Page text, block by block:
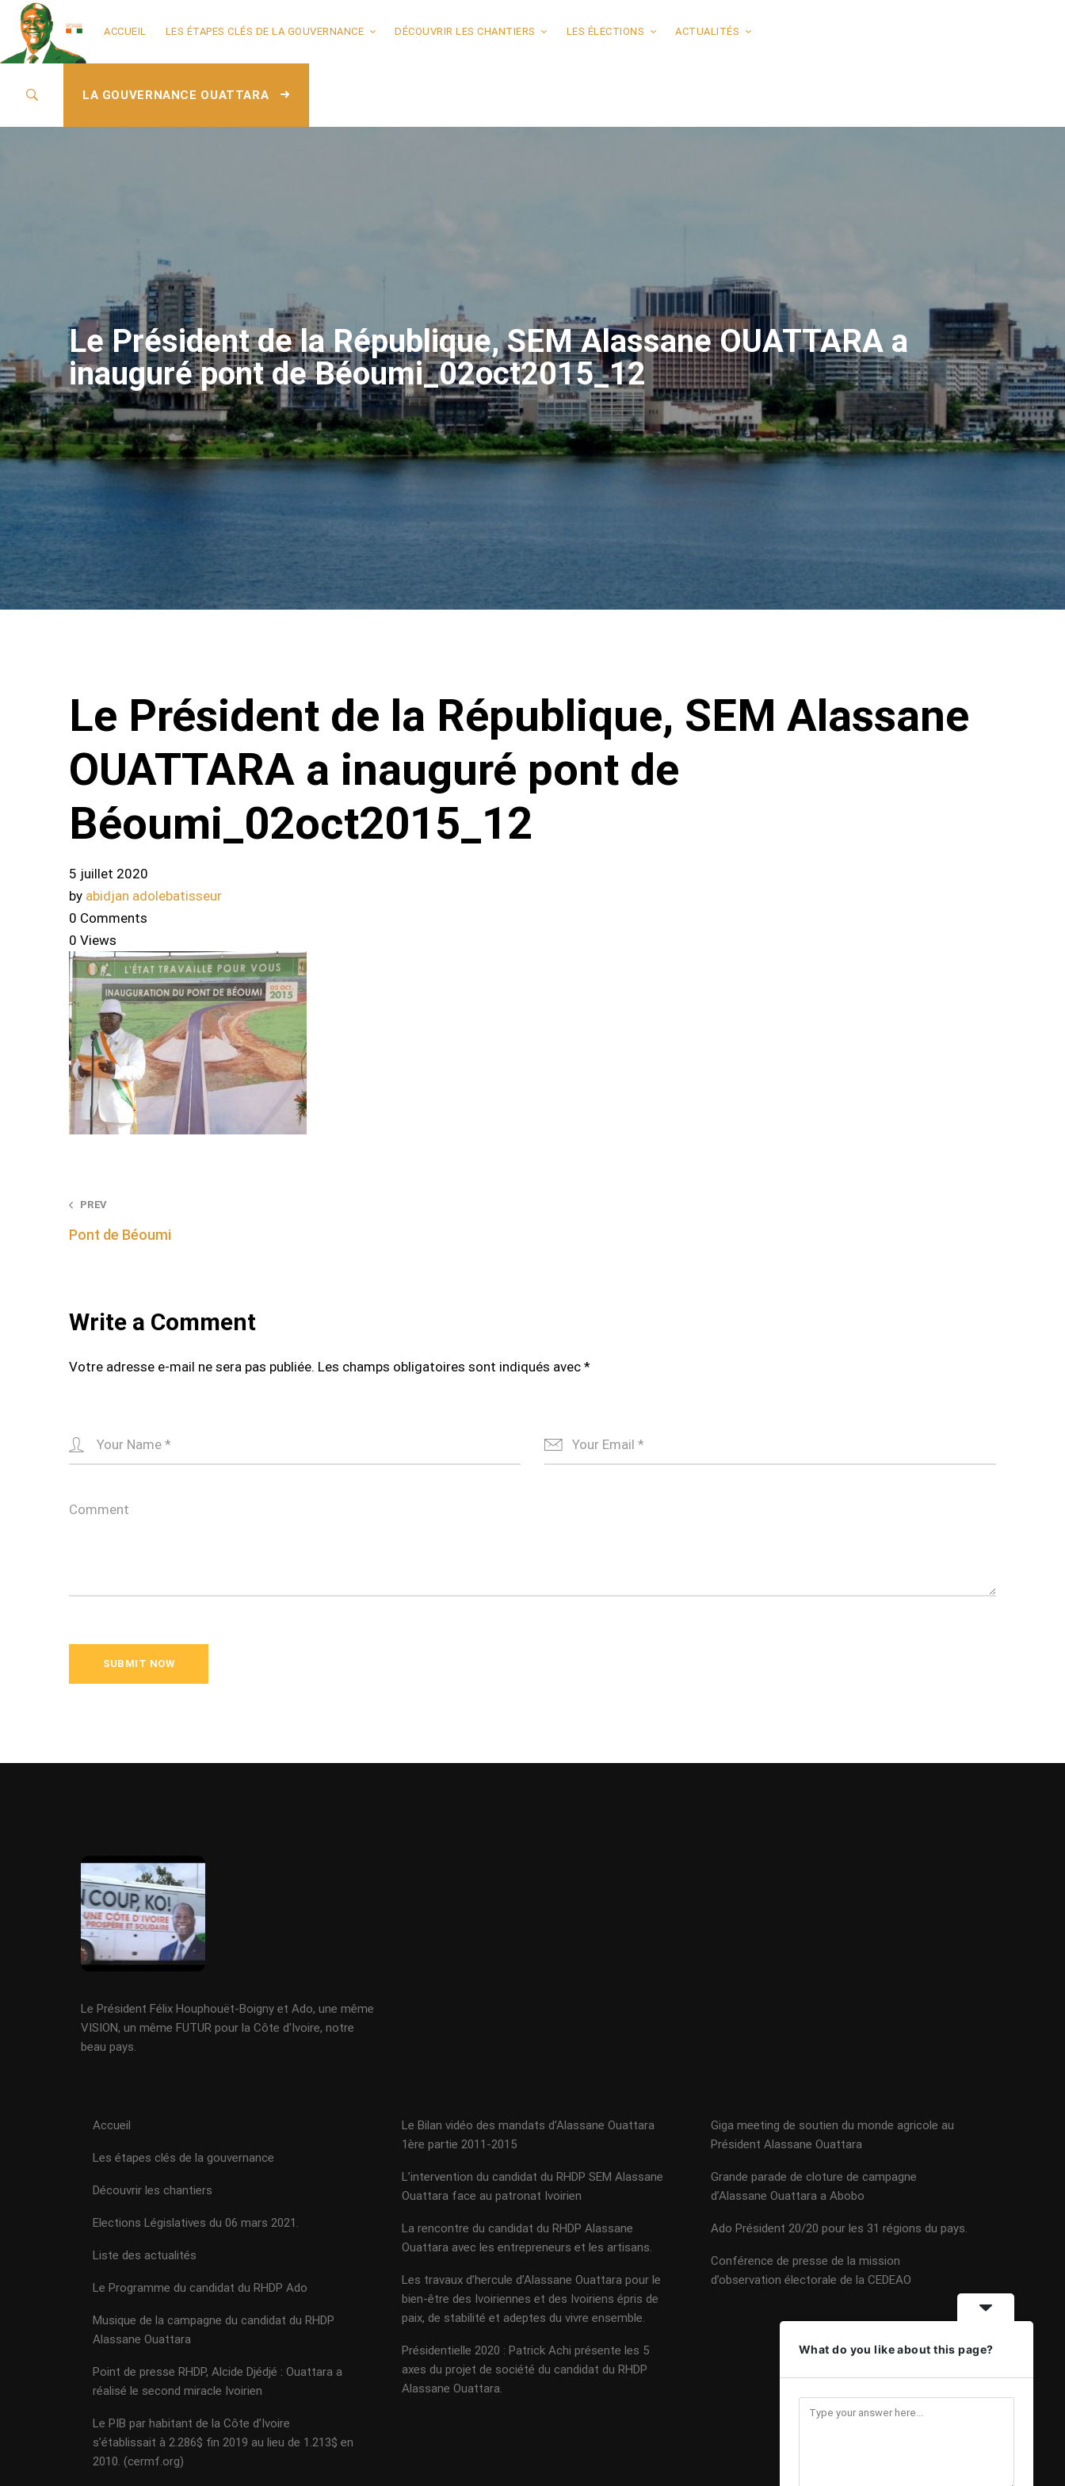
ACCUEIL LES ÉTAPES CLÉS DE LA GOUVERNANCE DÉCOUVRIR LES CHANTIERS LES ÉLECTIONS ACTUALITÉS
LA GOUVERNANCE OUATTARA
Le Président de la République, SEM Alassane OUATTARA a
inauguré pont de Béoumi_02oct2015_12
Le Président de la République, SEM Alassane
OUATTARA a inauguré pont de
Béoumi_02oct2015_12
5 juillet 2020
by abidjan adolebatisseur
0 Comments
0 Views
Post
navigation
PREV
Pont de Béoumi
Write a Comment
Votre adresse e-mail ne sera pas publiée. Les champs obligatoires sont indiqués avec *
Le Président Félix Houphouët-Boigny et Ado, une même
VISION, un même FUTUR pour la Côte d'Ivoire, notre
beau pays.
Accueil
Les étapes clés de la gouvernance
Découvrir les chantiers
Elections Législatives du 06 mars 2021.
Liste des actualités
Le Programme du candidat du RHDP Ado
Musique de la campagne du candidat du RHDP
Alassane Ouattara
Point de presse RHDP, Alcide Djédjé : Ouattara a
réalisé le second miracle Ivoirien
Le PIB par habitant de la Côte d’Ivoire
s’établissait à 2.286$ fin 2019 au lieu de 1.213$ en
2010. (cermf.org)
Le Bilan vidéo des mandats d’Alassane Ouattara
1ère partie 2011-2015
L’intervention du candidat du RHDP SEM Alassane
Ouattara face au patronat Ivoirien
La rencontre du candidat du RHDP Alassane
Ouattara avec les entrepreneurs et les artisans.
Les travaux d’hercule d’Alassane Ouattara pour le
bien-être des Ivoiriennes et des Ivoiriens épris de
paix, de stabilité et adeptes du vivre ensemble.
Présidentielle 2020 : Patrick Achi présente les 5
axes du projet de société du candidat du RHDP
Alassane Ouattara.
Giga meeting de soutien du monde agricole au
Président Alassane Ouattara
Grande parade de cloture de campagne
d’Alassane Ouattara a Abobo
Ado Président 20/20 pour les 31 régions du pays.
Conférence de presse de la mission
d’observation électorale de la CEDEAO
What do you like about this page?